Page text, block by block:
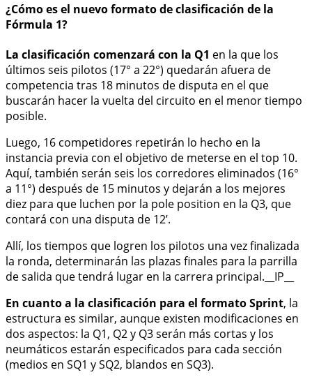
¿Cómo es el nuevo formato de clasificación de la
Fórmula 1?
La clasificación comenzará con la Q1 en la que los
últimos seis pilotos (17° a 22°) quedarán afuera de
competencia tras 18 minutos de disputa en el que
buscarán hacer la vuelta del circuito en el menor tiempo
posible.
Luego, 16 competidores repetirán lo hecho en la
instancia previa con el objetivo de meterse en el top 10.
Aquí, también serán seis los corredores eliminados (16°
a 11°) después de 15 minutos y dejarán a los mejores
diez para que luchen por la pole position en la Q3, que
contará con una disputa de 12’.
Allí, los tiempos que logren los pilotos una vez finalizada
la ronda, determinarán las plazas finales para la parrilla
de salida que tendrá lugar en la carrera principal.__IP__
En cuanto a la clasificación para el formato Sprint, la
estructura es similar, aunque existen modificaciones en
dos aspectos: la Q1, Q2 y Q3 serán más cortas y los
neumáticos estarán especificados para cada sección
(medios en SQ1 y SQ2, blandos en SQ3).